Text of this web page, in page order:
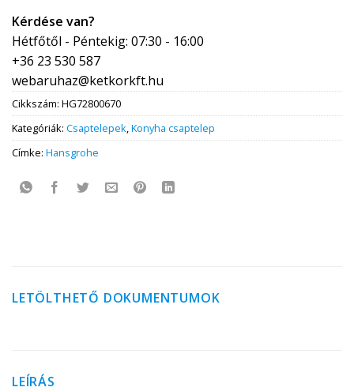
Kérdése van?
Hétfőtől - Péntekig: 07:30 - 16:00
+36 23 530 587
webaruhaz@ketkorkft.hu
Cikkszám: HG72800670
Kategóriák: Csaptelepek,Konyha csaptelep
Címke: Hansgrohe
LETÖLTHETŐ DOKUMENTUMOK
LEÍRÁS